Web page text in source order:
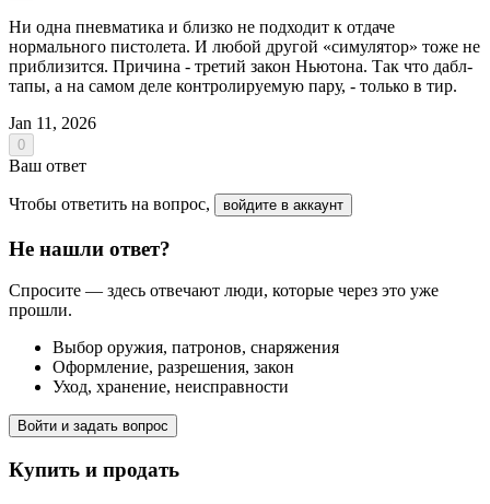
Ни одна пневматика и близко не подходит к отдаче
нормального пистолета. И любой другой «симулятор» тоже не
приблизится. Причина - третий закон Ньютона. Так что дабл-
тапы, а на самом деле контролируемую пару, - только в тир.
Jan 11, 2026
0
Ваш ответ
Чтобы ответить на вопрос, войдите в аккаунт
Не нашли ответ?
Спросите — здесь отвечают люди, которые через это уже
прошли.
Выбор оружия, патронов, снаряжения
Оформление, разрешения, закон
Уход, хранение, неисправности
Войти и задать вопрос
Купить и продать